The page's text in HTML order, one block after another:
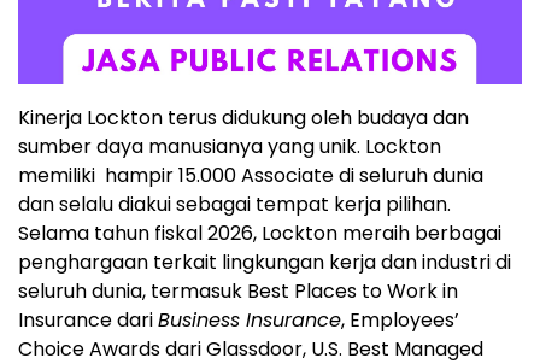
Kinerja Lockton terus didukung oleh budaya dan
sumber daya manusianya yang unik. Lockton
memiliki hampir 15.000 Associate di seluruh dunia
dan selalu diakui sebagai tempat kerja pilihan.
Selama tahun fiskal 2026, Lockton meraih berbagai
penghargaan terkait lingkungan kerja dan industri di
seluruh dunia, termasuk Best Places to Work in
Insurance dariBusiness Insurance, Employees’
Choice Awards dari Glassdoor, U.S. Best Managed